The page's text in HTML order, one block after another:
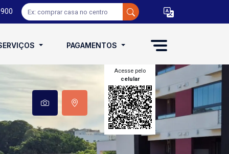
PAGAMENTOS
Acesse pelo
celular